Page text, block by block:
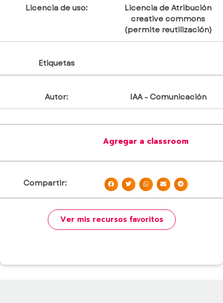
Licencia de uso:
Licencia de Atribución
creative commons
(permite reutilización)
Etiquetas
Autor: IAA - Comunicación
Agregar a classroom
Compartir:
Ver mis recursos favoritos